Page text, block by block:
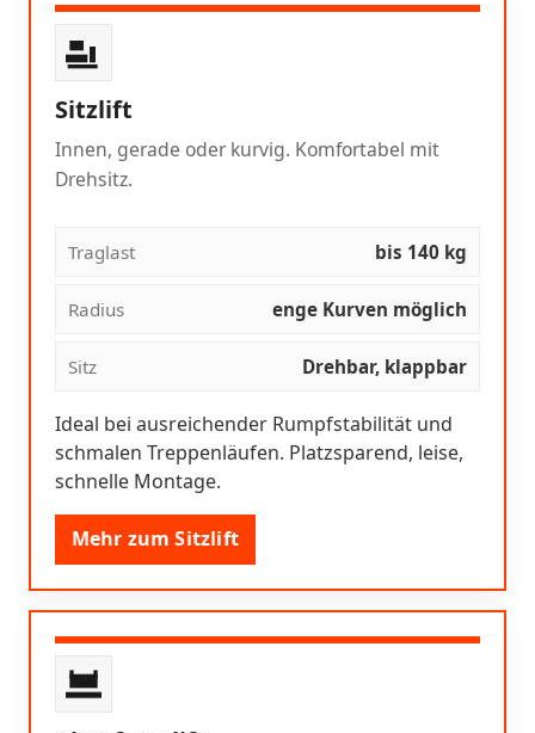
Sitzlift
Innen, gerade oder kurvig. Komfortabel mit
Drehsitz.
Traglast bis 140 kg
Radius enge Kurven möglich
Sitz Drehbar, klappbar
Ideal bei ausreichender Rumpfstabilität und
schmalen Treppenläufen. Platzsparend, leise,
schnelle Montage.
Mehr zum Sitzlift